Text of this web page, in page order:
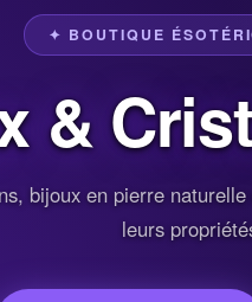
✦ BOUTIQUE
&
bijoux en pierre
leurs